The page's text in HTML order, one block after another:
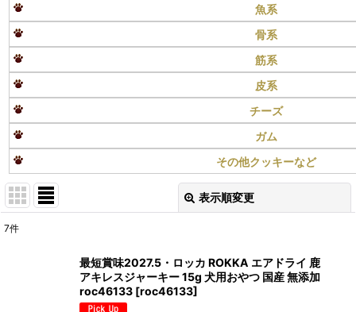
魚系
骨系
筋系
皮系
チーズ
ガム
その他クッキーなど
表示順変更
7件
最短賞味2027.5・ロッカ ROKKA エアドライ 鹿
アキレスジャーキー 15g 犬用おやつ 国産 無添加
roc46133 [roc46133]